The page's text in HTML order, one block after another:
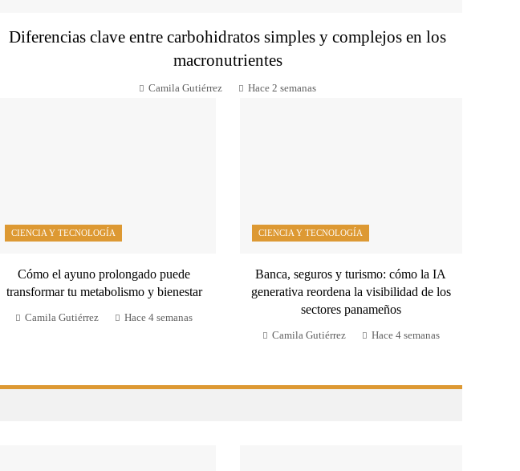
Diferencias clave entre carbohidratos simples y complejos en los
macronutrientes
Camila Gutiérrez Hace 2 semanas
CIENCIA Y TECNOLOGÍA
Cómo el ayuno prolongado puede
transformar tu metabolismo y bienestar
Camila Gutiérrez Hace 4 semanas
CIENCIA Y TECNOLOGÍA
Banca, seguros y turismo: cómo la IA
generativa reordena la visibilidad de los
sectores panameños
Camila Gutiérrez Hace 4 semanas